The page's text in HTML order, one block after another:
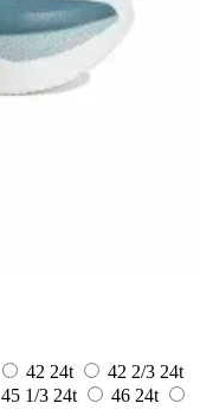
42 24t 42 2/3 24t
45 1/3 24t 46 24t